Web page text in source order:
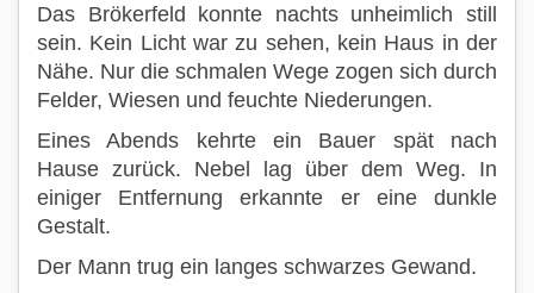
Das Brökerfeld konnte nachts unheimlich still
sein. Kein Licht war zu sehen, kein Haus in der
Nähe. Nur die schmalen Wege zogen sich durch
Felder, Wiesen und feuchte Niederungen.
Eines Abends kehrte ein Bauer spät nach
Hause zurück. Nebel lag über dem Weg. In
einiger Entfernung erkannte er eine dunkle
Gestalt.
Der Mann trug ein langes schwarzes Gewand.